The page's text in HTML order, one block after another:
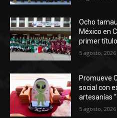
Ocho
México en
primer
5 agosto, 2026
Promueve
social con
artesanías
5 agosto, 2026